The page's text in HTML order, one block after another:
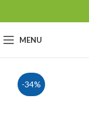
MENU
-34%